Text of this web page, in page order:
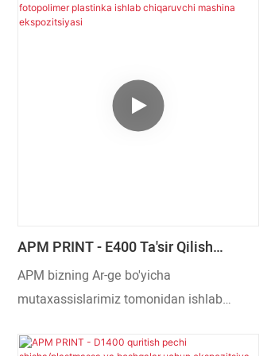
darajada zo'r bo'lishi uchun yaratilgan.
APM PRINT - E400 Ta'sir Qilish
Moslamasi, Fotopolimer Plastinka
Ishlab Chiqaruvchi Mashina
APM bizning Ar-ge bo'yicha
mutaxassislarimiz tomonidan ishlab
ko'rinishga ega. Yuqori sifatli vaqt